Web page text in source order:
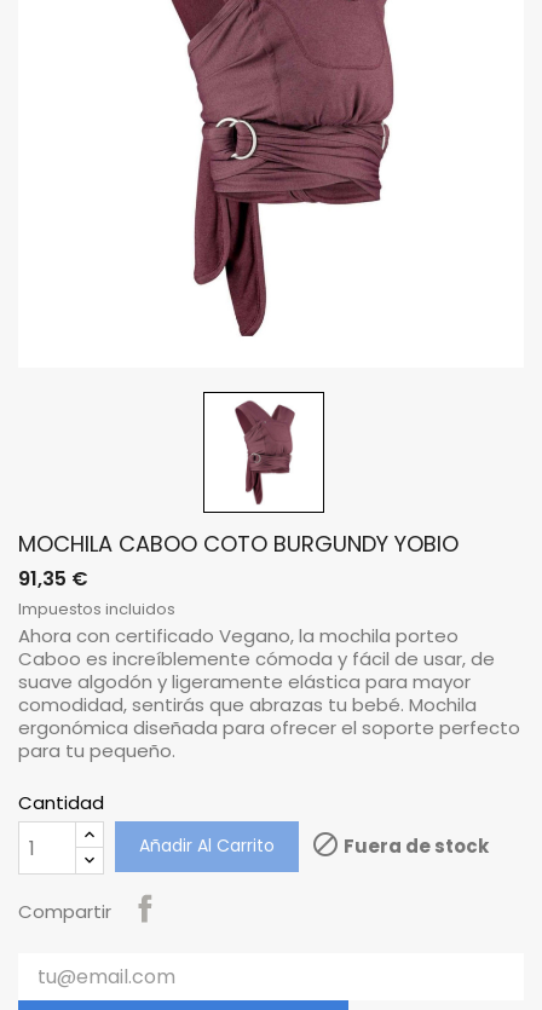
MOCHILA CABOO COTO BURGUNDY YOBIO
91,35 €
Impuestos incluidos
Ahora con certificado Vegano, la mochila porteo
Caboo es increíblemente cómoda y fácil de usar, de
suave algodón y ligeramente elástica para mayor
comodidad, sentirás que abrazas tu bebé. Mochila
ergonómica diseñada para ofrecer el soporte perfecto
para tu pequeño.
Cantidad
Añadir Al Carrito  Fuera de stock
Compartir